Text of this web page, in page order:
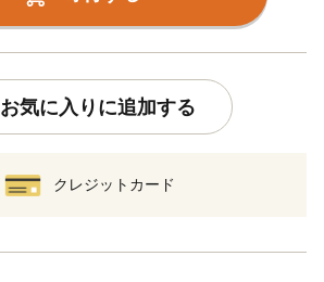
お気に入りに追加する
クレジットカード